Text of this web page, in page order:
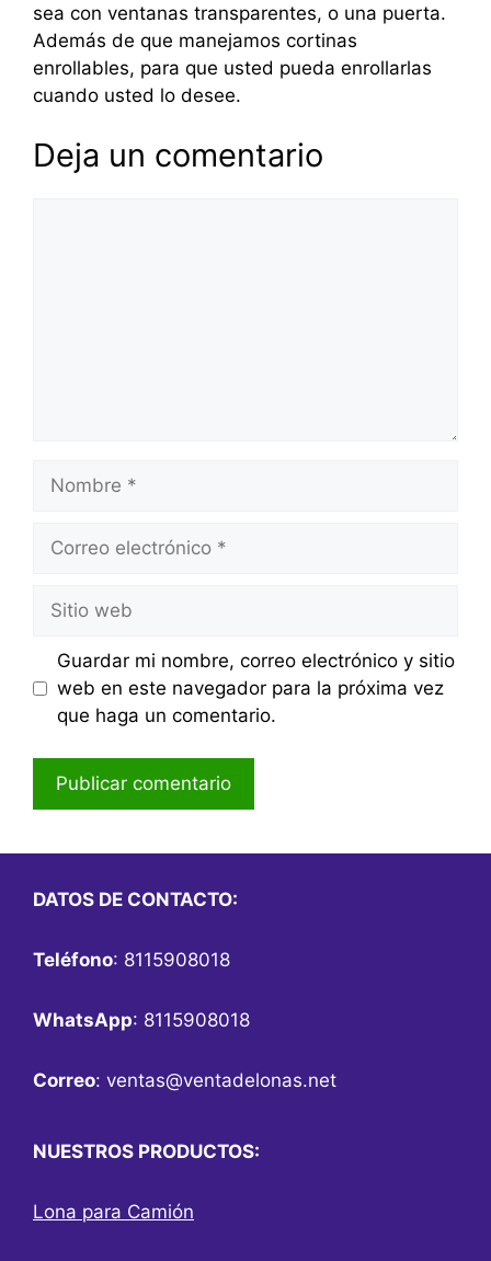
sea con ventanas transparentes, o una puerta.
Además de que manejamos cortinas
enrollables, para que usted pueda enrollarlas
cuando usted lo desee.
Deja un comentario
Nombre
Correo
Sitio
web
Guardar mi nombre, correo electrónico y sitio
web en este navegador para la próxima vez
que haga un comentario.
DATOS DE CONTACTO:
Teléfono: 8115908018
WhatsApp: 8115908018
Correo: ventas@ventadelonas.net
NUESTROS PRODUCTOS:
Lona para Camión